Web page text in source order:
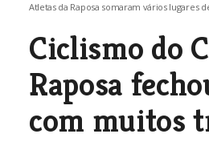
Atletas da Raposa somaram vários lugares
Ciclismo do
Raposa
com muitos